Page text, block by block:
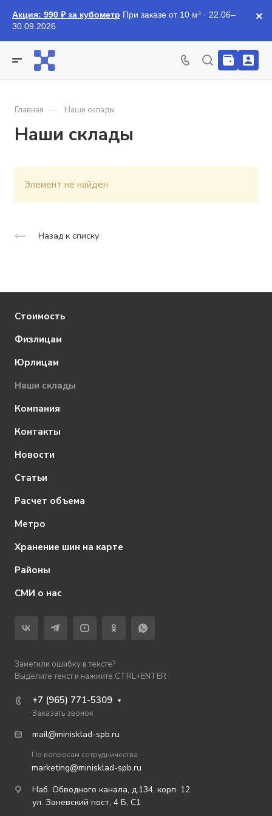
Акция: 990 ₽ за кубометр При заказе от 10 м³ · 22.06–
30.09.2026
×
Главная — Наши склады
Наши склады
Элемент не найден
Назад к списку
Стоимость
Физлицам
Юрлицам
Наши склады
Компания
Контакты
Новости
Статьи
Расчет объема
Метро
Хранение шин на карте
Районы
СМИ о нас
Заметили ошибку в тексте?
Выделите текст и нажмите CTRL+ENTER
+7 (965) 771-5309
Заказать звонок
По вопросам сотрудничества
marketing@minisklad-spb.ru
mail@minisklad-spb.ru
Наб. Обводного канала, д.134, корп. 12
ул. Заневский пост, 4 Б, С1